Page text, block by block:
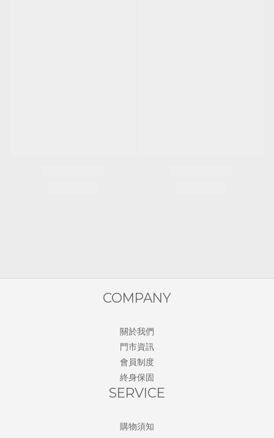
COMPANY
關於我們
門市資訊
會員制度
終身保固
SERVICE
購物須知